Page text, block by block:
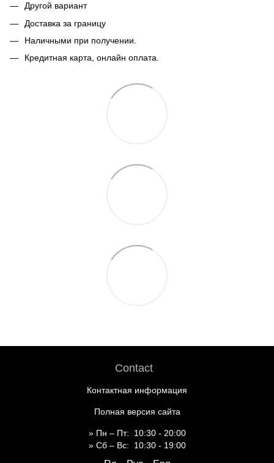
Другой вариант
Доставка за границу
Наличными при получении.
Кредитная карта, онлайн оплата.
Contact
Контактная информация
Полная версия сайта
» Пн – Пт: 10:30 - 20:00
» Сб – Вс: 10:30 - 19:00